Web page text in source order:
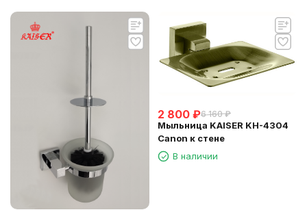
2 800 ₽6 160 ₽
Мыльница KAISER KH-4304
Canon к стене
В наличии